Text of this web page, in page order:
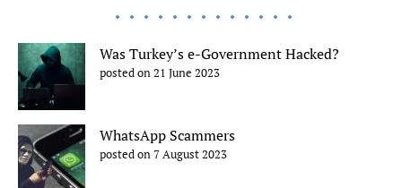
Was Turkey’s e-Government Hacked?
posted on 21 June 2023
WhatsApp Scammers
posted on 7 August 2023